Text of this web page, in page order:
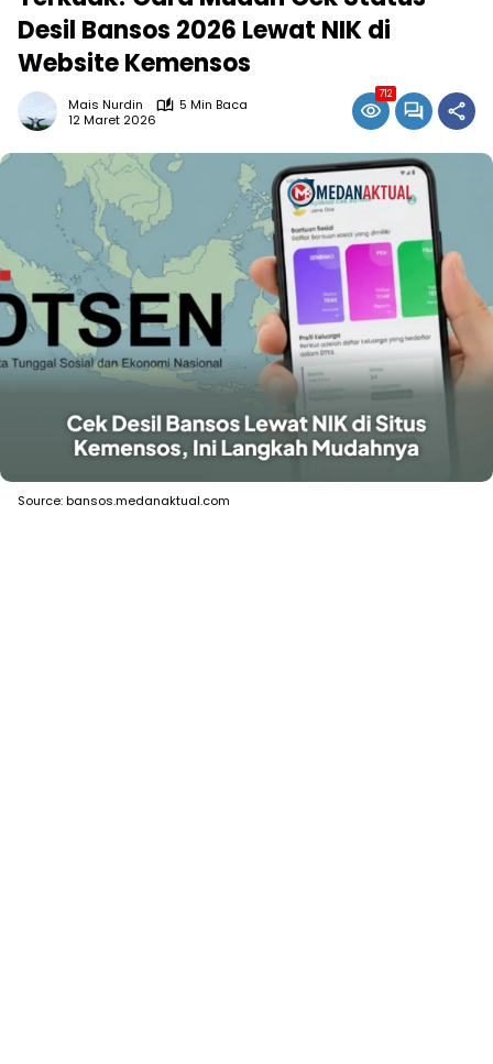
Desil Bansos 2026 Lewat NIK di
Website Kemensos
Mais Nurdin
5 Min Baca
12 Maret 2026
712
Source: bansos.medanaktual.com